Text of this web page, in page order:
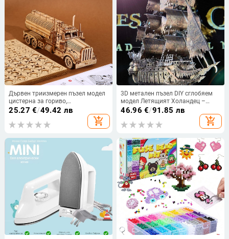
Дървен триизмерен пъзел модел
цистерна за гориво,
образователна дървена игра за
персонализиране
25.27 €/49.42 лв
add_shopping_cart
3D метален пъзел DIY сглобяем
модел Летящият Холандец –
карибски пиратски кораб, сплав,
46.96 €/91.85 лв
add_shopping_cart